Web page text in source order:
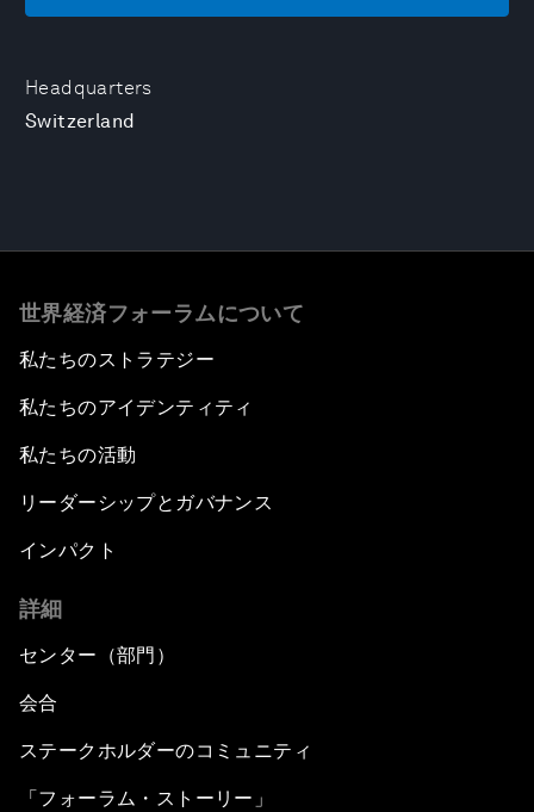
Headquarters
Switzerland
世界経済フォーラムについて
私たちのストラテジー
私たちのアイデンティティ
私たちの活動
リーダーシップとガバナンス
インパクト
詳細
センター（部門）
会合
ステークホルダーのコミュニティ
「フォーラム・ストーリー」